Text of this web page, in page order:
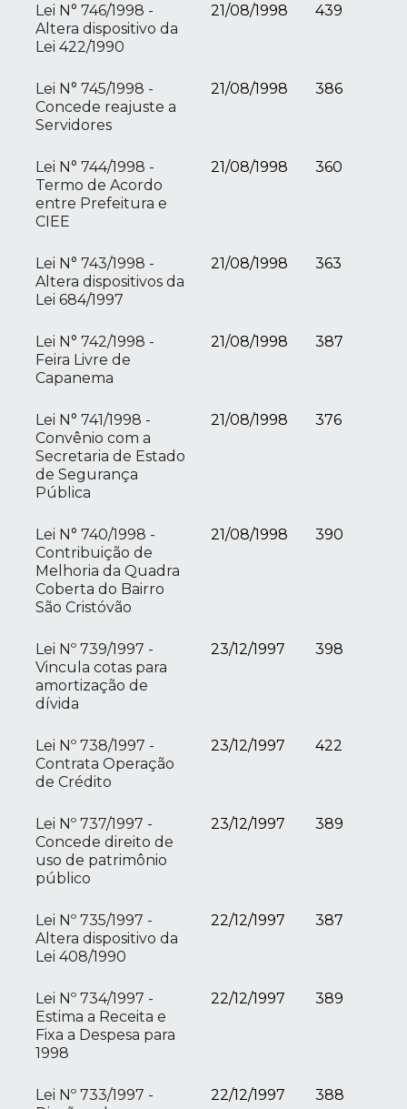
Lei N° 746/1998 -
Altera dispositivo da
Lei 422/1990
21/08/1998 439
Lei N° 745/1998 -
Concede reajuste a
Servidores
21/08/1998 386
Lei N° 744/1998 -
Termo de Acordo
entre Prefeitura e
CIEE
21/08/1998 360
Lei N° 743/1998 -
Altera dispositivos da
Lei 684/1997
21/08/1998 363
Lei N° 742/1998 -
Feira Livre de
Capanema
21/08/1998 387
Lei N° 741/1998 -
Convênio com a
Secretaria de Estado
de Segurança
Pública
21/08/1998 376
Lei N° 740/1998 -
Contribuição de
Melhoria da Quadra
Coberta do Bairro
São Cristóvão
21/08/1998 390
Lei Nº 739/1997 -
Vincula cotas para
amortização de
dívida
23/12/1997 398
Lei Nº 738/1997 -
Contrata Operação
de Crédito
23/12/1997 422
Lei Nº 737/1997 -
Concede direito de
uso de patrimônio
público
23/12/1997 389
Lei Nº 735/1997 -
Altera dispositivo da
Lei 408/1990
22/12/1997 387
Lei Nº 734/1997 -
Estima a Receita e
Fixa a Despesa para
1998
22/12/1997 389
Lei Nº 733/1997 -
22/12/1997 388